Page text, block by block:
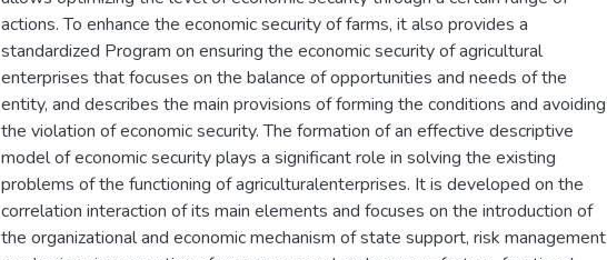
actions. To enhance the economic security of farms, it also provides a
standardized Program on ensuring the economic security of agricultural
enterprises that focuses on the balance of opportunities and needs of the
entity, and describes the main provisions of forming the conditions and avoiding
the violation of economic security. The formation of an effective descriptive
model of economic security plays a significant role in solving the existing
problems of the functioning of agriculturalenterprises. It is developed on the
correlation interaction of its main elements and focuses on the introduction of
the organizational and economic mechanism of state support, risk management